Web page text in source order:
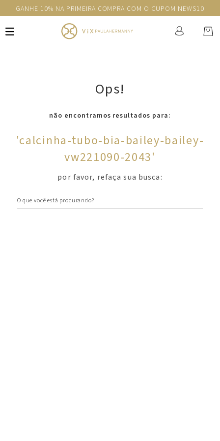
GANHE 10% NA PRIMEIRA COMPRA COM O CUPOM NEWS10
Ops!
não encontramos resultados para:
'calcinha-tubo-bia-bailey-bailey-
vw221090-2043'
por favor, refaça sua busca: